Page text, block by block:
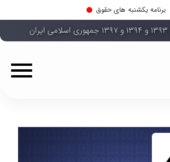
برنامه یکشنبه های حقوق